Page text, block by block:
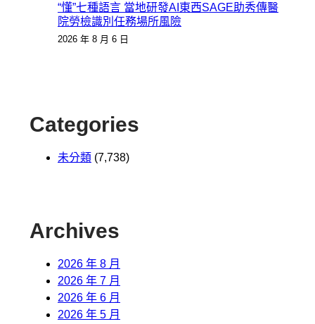
“懂”七種語言 當地研發AI東西SAGE助秀傳醫
院勞檢識別任務場所風險
2026 年 8 月 6 日
Categories
未分類 (7,738)
Archives
2026 年 8 月
2026 年 7 月
2026 年 6 月
2026 年 5 月